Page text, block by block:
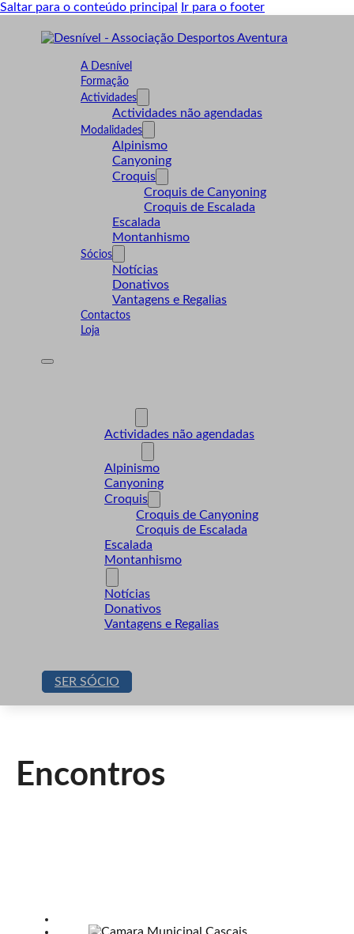
Saltar para o conteúdo principal Ir para o footer
A Desnível
Formação
Actividades
Actividades não agendadas
Modalidades
Alpinismo
Canyoning
Croquis
Croquis de Canyoning
Croquis de Escalada
Escalada
Montanhismo
Sócios
Notícias
Donativos
Vantagens e Regalias
Contactos
Loja
Actividades não agendadas
Alpinismo
Canyoning
Croquis
Croquis de Canyoning
Croquis de Escalada
Escalada
Montanhismo
Notícias
Donativos
Vantagens e Regalias
SER SÓCIO
Encontros